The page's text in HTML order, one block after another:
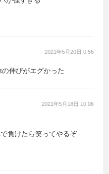
2021年5月20日 0:56
の伸びがエグかった
2021年5月18日 10:06
負けたら笑ってやるぞ